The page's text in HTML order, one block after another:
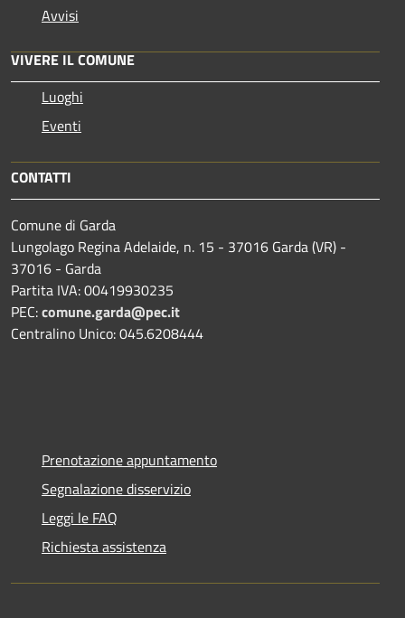
Avvisi
VIVERE IL COMUNE
Luoghi
Eventi
CONTATTI
Comune di Garda
Lungolago Regina Adelaide, n. 15 - 37016 Garda (VR) -
37016 - Garda
Partita IVA: 00419930235
PEC:comune.garda@pec.it
Centralino Unico: 045.6208444
Prenotazione appuntamento
Segnalazione disservizio
Leggi le FAQ
Richiesta assistenza